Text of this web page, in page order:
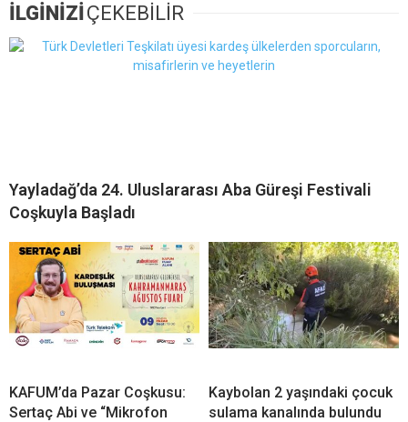
İLGİNİZİÇEKEBİLİR
Yayladağ’da 24. Uluslararası Aba Güreşi Festivali
Coşkuyla Başladı
KAFUM’da Pazar Coşkusu:
Sertaç Abi ve “Mikrofon
Kaybolan 2 yaşındaki çocuk
sulama kanalında bulundu